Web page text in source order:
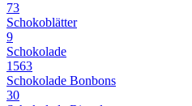
73
Schokoblätter
9
Schokolade
1563
Schokolade Bonbons
30